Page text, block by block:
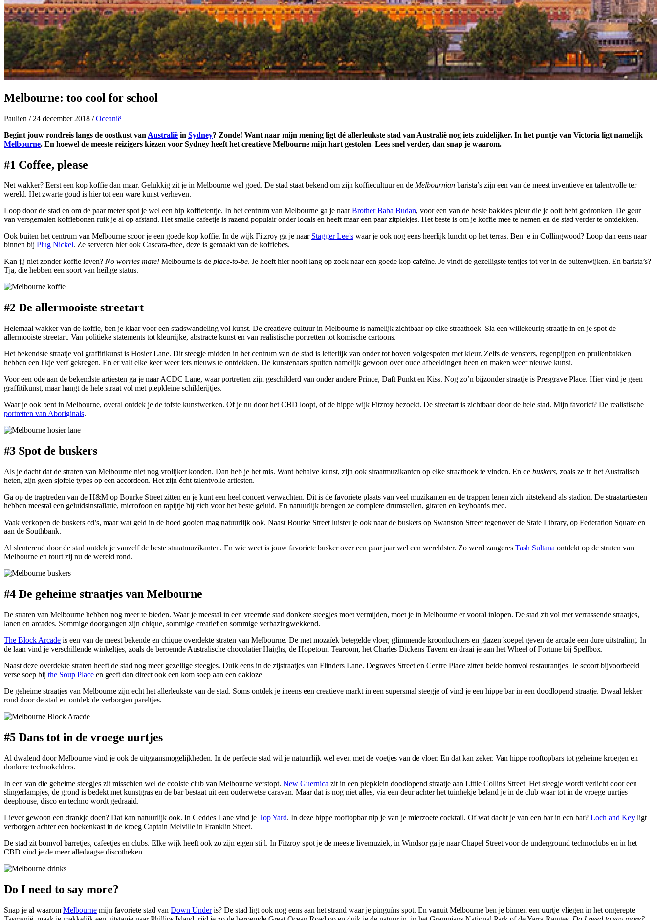
Melbourne: too cool for school
Paulien /24 december 2018 / Oceanië
Begint jouw rondreis langs de oostkust van Australië in Sydney? Zonde! Want naar mijn mening ligt dé allerleukste stad van Australië nog iets zuidelijker. In het puntje van Victoria ligt namelijk
Melbourne. En hoewel de meeste reizigers kiezen voor Sydney heeft het creatieve Melbourne mijn hart gestolen. Lees snel verder, dan snap je waarom.
#1 Coffee, please
Net wakker? Eerst een kop koffie dan maar. Gelukkig zit je in Melbourne wel goed. De stad staat bekend om zijn koffiecultuur en de Melbournian barista’s zijn een van de meest inventieve en talentvolle ter
wereld. Het zwarte goud is hier tot een ware kunst verheven.
Loop door de stad en om de paar meter spot je wel een hip koffietentje. In het centrum van Melbourne ga je naarBrother Baba Budan, voor een van de beste bakkies pleur die je ooit hebt gedronken. De geur
van versgemalen koffiebonen ruik je al op afstand. Het smalle cafeetje is razend populair onder locals en heeft maar een paar zitplekjes. Het beste is om je koffie mee te nemen en de stad verder te ontdekken.
Ook buiten het centrum van Melbourne scoor je een goede kop koffie. In de wijk Fitzroy ga je naar Stagger Lee’s waar je ook nog eens heerlijk luncht op het terras. Ben je in Collingwood? Loop dan eens naar
binnen bij Plug Nickel. Ze serveren hier ook Cascara-thee, deze is gemaakt van de koffiebes.
Kan jij niet zonder koffie leven? No worries mate! Melbourne is de place-to-be. Je hoeft hier nooit lang op zoek naar een goede kop cafeïne. Je vindt de gezelligste tentjes tot ver in de buitenwijken. En barista’s?
Tja, die hebben een soort van heilige status.
#2 De allermooiste streetart
Helemaal wakker van de koffie, ben je klaar voor een stadswandeling vol kunst. De creatieve cultuur in Melbourne is namelijk zichtbaar op elke straathoek. Sla een willekeurig straatje in en je spot de
allermooiste streetart. Van politieke statements tot kleurrijke, abstracte kunst en van realistische portretten tot komische cartoons.
Het bekendste straatje vol graffitikunst is Hosier Lane. Dit steegje midden in het centrum van de stad is letterlijk van onder tot boven volgespoten met kleur. Zelfs de vensters, regenpijpen en prullenbakken
hebben een likje verf gekregen. En er valt elke keer weer iets nieuws te ontdekken. De kunstenaars spuiten namelijk gewoon over oude afbeeldingen heen en maken weer nieuwe kunst.
Voor een ode aan de bekendste artiesten ga je naar ACDC Lane, waar portretten zijn geschilderd van onder andere Prince, Daft Punkt en Kiss. Nog zo’n bijzonder straatje is Presgrave Place. Hier vind je geen
graffitikunst, maar hangt de hele straat vol met piepkleine schilderijtjes.
Waar je ook bent in Melbourne, overal ontdek je de tofste kunstwerken. Of je nu door het CBD loopt, of de hippe wijk Fitzroy bezoekt. De streetart is zichtbaar door de hele stad. Mijn favoriet? De realistische
portretten van Aboriginals.
#3 Spot de buskers
Als je dacht dat de straten van Melbourne niet nog vrolijker konden. Dan heb je het mis. Want behalve kunst, zijn ook straatmuzikanten op elke straathoek te vinden. En de buskers, zoals ze in het Australisch
heten, zijn geen sjofele types op een accordeon. Het zijn écht talentvolle artiesten.
Ga op de traptreden van de H&M op Bourke Street zitten en je kunt een heel concert verwachten. Dit is de favoriete plaats van veel muzikanten en de trappen lenen zich uitstekend als stadion. De straatartiesten
hebben meestal een geluidsinstallatie, microfoon en tapijtje bij zich voor het beste geluid. En natuurlijk brengen ze complete drumstellen, gitaren en keyboards mee.
Vaak verkopen de buskers cd’s, maar wat geld in de hoed gooien mag natuurlijk ook. Naast Bourke Street luister je ook naar de buskers op Swanston Street tegenover de State Library, op Federation Square en
aan de Southbank.
Al slenterend door de stad ontdek je vanzelf de beste straatmuzikanten. En wie weet is jouw favoriete busker over een paar jaar wel een wereldster. Zo werd zangeres Tash Sultana ontdekt op de straten van
Melbourne en tourt zij nu de wereld rond.
#4 De geheime straatjes van Melbourne
De straten van Melbourne hebben nog meer te bieden. Waar je meestal in een vreemde stad donkere steegjes moet vermijden, moet je in Melbourne er vooral inlopen. De stad zit vol met verrassende straatjes,
lanen en arcades. Sommige doorgangen zijn chique, sommige creatief en sommige verbazingwekkend.
The Block Arcade is een van de meest bekende en chique overdekte straten van Melbourne. De met mozaïek betegelde vloer, glimmende kroonluchters en glazen koepel geven de arcade een dure uitstraling. In
de laan vind je verschillende winkeltjes, zoals de beroemde Australische chocolatier Haighs, de Hopetoun Tearoom, het Charles Dickens Tavern en draai je aan het Wheel of Fortune bij Spellbox.
Naast deze overdekte straten heeft de stad nog meer gezellige steegjes. Duik eens in de zijstraatjes van Flinders Lane. Degraves Street en Centre Place zitten beide bomvol restaurantjes. Je scoort bijvoorbeeld
verse soep bij the Soup Place en geeft dan direct ook een kom soep aan een dakloze.
De geheime straatjes van Melbourne zijn echt het allerleukste van de stad. Soms ontdek je ineens een creatieve markt in een supersmal steegje of vind je een hippe bar in een doodlopend straatje. Dwaal lekker
rond door de stad en ontdek de verborgen pareltjes.
#5 Dans tot in de vroege uurtjes
Al dwalend door Melbourne vind je ook de uitgaansmogelijkheden. In de perfecte stad wil je natuurlijk wel even met de voetjes van de vloer. En dat kan zeker. Van hippe rooftopbars tot geheime kroegen en
donkere technokelders.
In een van die geheime steegjes zit misschien wel de coolste club van Melbourne verstopt. New Guernica zit in een piepklein doodlopend straatje aan Little Collins Street. Het steegje wordt verlicht door een
slingerlampjes, de grond is bedekt met kunstgras en de bar bestaat uit een ouderwetse caravan. Maar dat is nog niet alles, via een deur achter het tuinhekje beland je in de club waar tot in de vroege uurtjes
deephouse, disco en techno wordt gedraaid.
Liever gewoon een drankje doen? Dat kan natuurlijk ook. In Geddes Lane vind je Top Yard. In deze hippe rooftopbar nip je van je mierzoete cocktail. Of wat dacht je van een bar in een bar? Loch and Key ligt
verborgen achter een boekenkast in de kroeg Captain Melville in Franklin Street.
De stad zit bomvol barretjes, cafeetjes en clubs. Elke wijk heeft ook zo zijn eigen stijl. In Fitzroy spot je de meeste livemuziek, in Windsor ga je naar Chapel Street voor de underground technoclubs en in het
CBD vind je de meer alledaagse discotheken.
Do I need to say more?
Snap je al waarom Melbourne mijn favoriete stad van Down Underis? De stad ligt ook nog eens aan het strand waar je pinguïns spot. En vanuit Melbourne ben je binnen een uurtje vliegen in het ongerepte